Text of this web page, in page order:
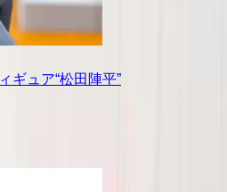
ギュア“松田陣平”